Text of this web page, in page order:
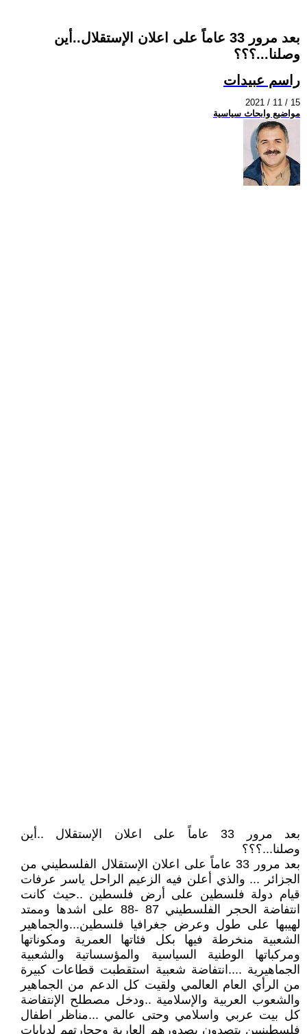
بعد مرور 33 عاماً على اعلان الإستقلال..أين
وصلنا...؟؟؟
راسم عبيدات
2021 / 11 / 15
مواضيع وابحاث سياسية
بعد مرور 33 عاماً على اعلان الإستقلال ..أين
وصلنا...؟؟؟
بعد مرور 33 عاماً على اعلان الإستقلال الفلسطيني من
الجزائر ... والذي أعلن فيه الزعيم الراحل ياسر عرفات
قيام دولة فلسطين على أرض فلسطين ..حيث كانت
انتفاضة الحجر الفلسطيني 87 -88 على اشدها وممتد
لهيبها على طول وعرض جغرافيا فلسطين...والجماهير
الشعبية منخرطة فيها بكل فئاتها العمرية ومكوناتها
ومركباتها الوطنية السياسية والمؤسساتية والشعبية
الجماهيرية ....انتفاضة شعبية استقطبت قطاعات كبيرة
من الرأي العام العالمي ولقيت كل الدعم من الجماهير
والشعوب العربية والإسلامية ..ودخل مصطلح الإنتفاضة
كل بيت عربي واسلامي وحتى عالمي ...مناظر اطفال
فلسطينيين يتصدون بصدورهم العارية وحجارتهم لدبابات